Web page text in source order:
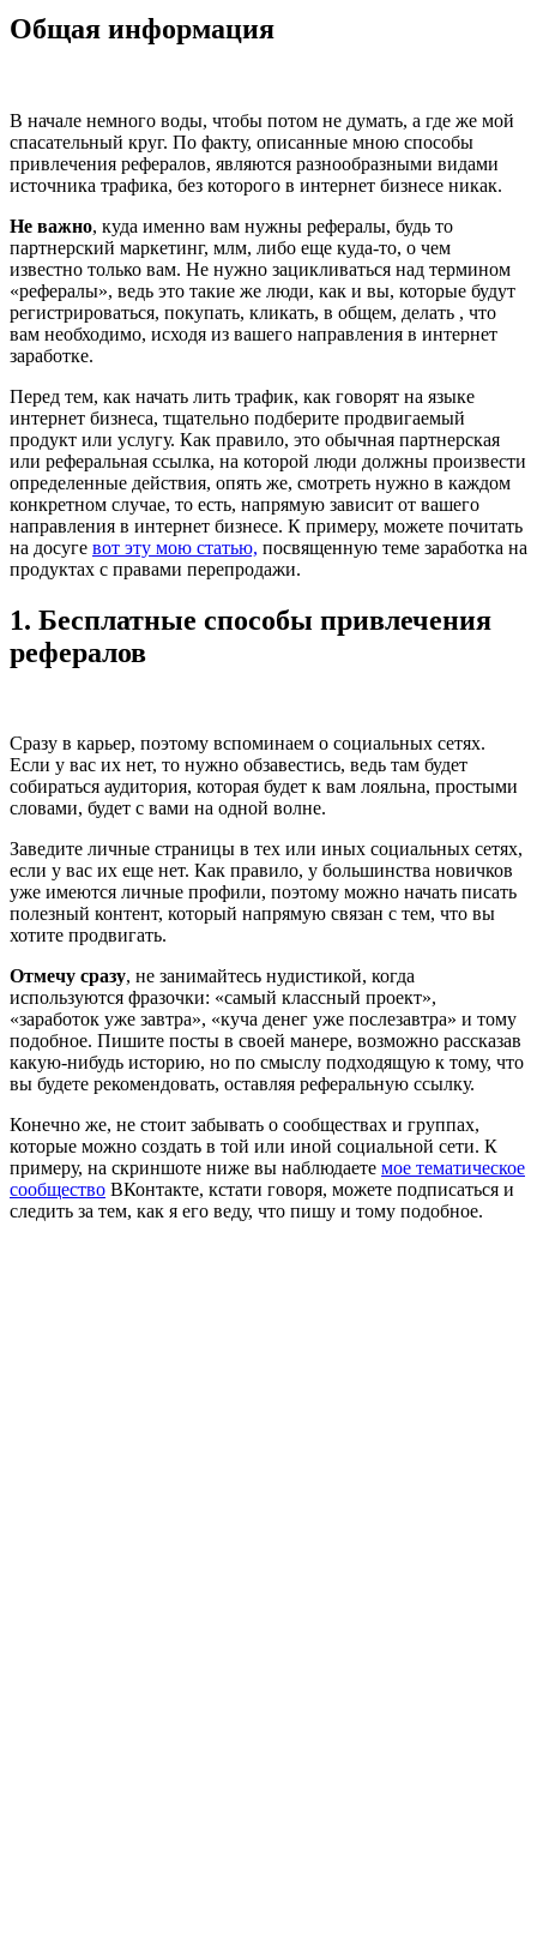
Общая информация
В начале немного воды, чтобы потом не думать, а где же мой
спасательный круг. По факту, описанные мною способы
привлечения рефералов, являются разнообразными видами
источника трафика, без которого в интернет бизнесе никак.
Не важно, куда именно вам нужны рефералы, будь то
партнерский маркетинг, млм, либо еще куда-то, о чем
известно только вам. Не нужно зацикливаться над термином
«рефералы», ведь это такие же люди, как и вы, которые будут
регистрироваться, покупать, кликать, в общем, делать , что
вам необходимо, исходя из вашего направления в интернет
заработке.
Перед тем, как начать лить трафик, как говорят на языке
интернет бизнеса, тщательно подберите продвигаемый
продукт или услугу. Как правило, это обычная партнерская
или реферальная ссылка, на которой люди должны произвести
определенные действия, опять же, смотреть нужно в каждом
конкретном случае, то есть, напрямую зависит от вашего
направления в интернет бизнесе. К примеру, можете почитать
на досуге вот эту мою статью, посвященную теме заработка на
продуктах с правами перепродажи.
1. Бесплатные способы привлечения
рефералов
Сразу в карьер, поэтому вспоминаем о социальных сетях.
Если у вас их нет, то нужно обзавестись, ведь там будет
собираться аудитория, которая будет к вам лояльна, простыми
словами, будет с вами на одной волне.
Заведите личные страницы в тех или иных социальных сетях,
если у вас их еще нет. Как правило, у большинства новичков
уже имеются личные профили, поэтому можно начать писать
полезный контент, который напрямую связан с тем, что вы
хотите продвигать.
Отмечу сразу, не занимайтесь нудистикой, когда
используются фразочки: «самый классный проект»,
«заработок уже завтра», «куча денег уже послезавтра» и тому
подобное. Пишите посты в своей манере, возможно рассказав
какую-нибудь историю, но по смыслу подходящую к тому, что
вы будете рекомендовать, оставляя реферальную ссылку.
Конечно же, не стоит забывать о сообществах и группах,
которые можно создать в той или иной социальной сети. К
примеру, на скриншоте ниже вы наблюдаете мое тематическое
сообщество ВКонтакте, кстати говоря, можете подписаться и
следить за тем, как я его веду, что пишу и тому подобное.